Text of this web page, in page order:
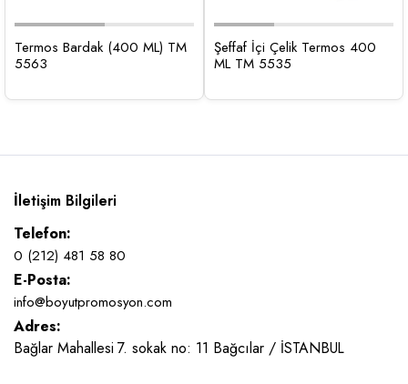
Termos Bardak (400 ML) TM
5563
Şeffaf İçi Çelik Termos 400
ML TM 5535
İletişim Bilgileri
Telefon:
0 (212) 481 58 80
E-Posta:
info@boyutpromosyon.com
Adres:
Bağlar Mahallesi 7. sokak no: 11 Bağcılar / İSTANBUL